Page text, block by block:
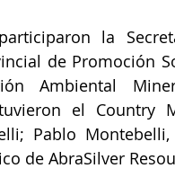
la
de Promoción
Ambiental
el Country
Pablo
de AbraSilver